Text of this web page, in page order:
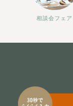
相談会フェア